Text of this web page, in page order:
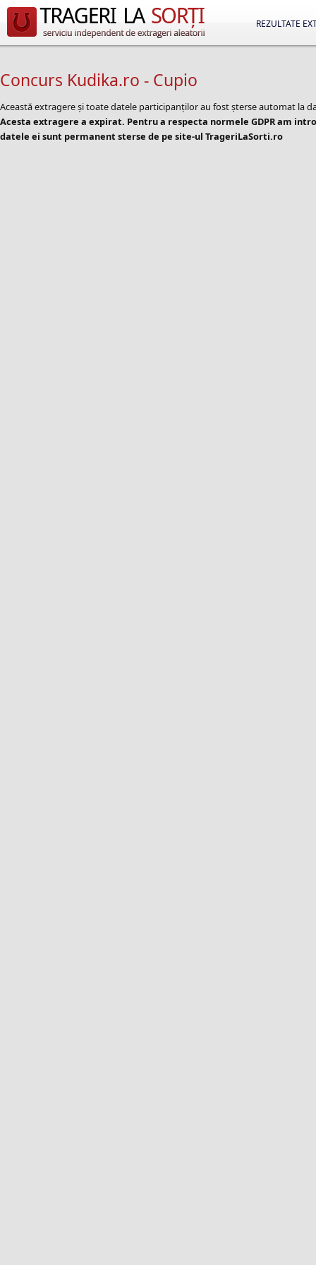
REZULTATE
Concurs Kudika.ro - Cupio
Această extragere și toate datele participanților au fost șterse automat la
Acesta extragere a expirat. Pentru a respecta normele GDPR am
datele ei sunt permanent sterse de pe site-ul TrageriLaSorti.ro